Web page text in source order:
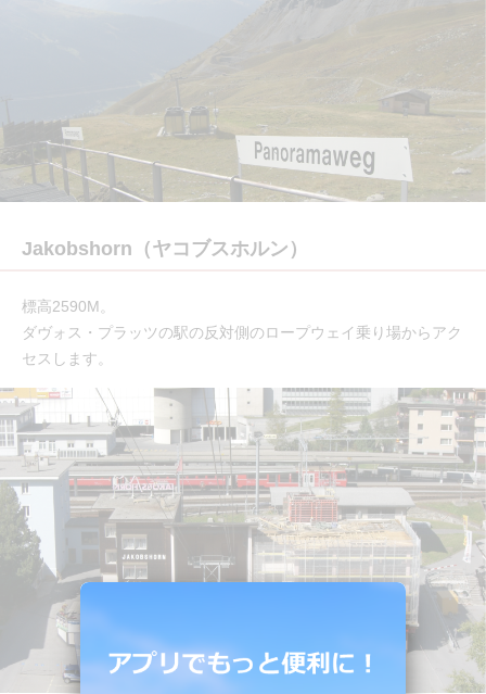
Jakobshorn（ヤコブスホルン）
標高2590M。
ダヴォス・プラッツの駅の反対側のロープウェイ乗り場からアク
セスします。